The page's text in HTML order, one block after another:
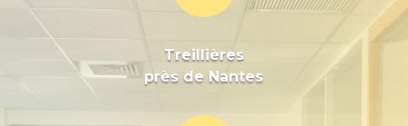
Treillières
près de Nantes